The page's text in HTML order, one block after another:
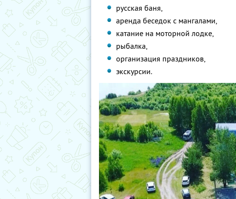
русская баня,
аренда беседок с мангалами,
катание на моторной лодке,
рыбалка,
организация праздников,
экскурсии.